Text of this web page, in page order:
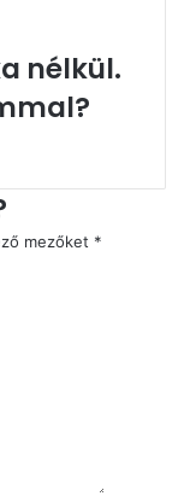
nélkül.
mezőket *